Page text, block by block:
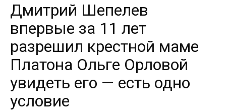
Дмитрий Шепелев
впервые за 11 лет
разрешил крестной маме
Платона Ольге Орловой
увидеть его — есть одно
условие